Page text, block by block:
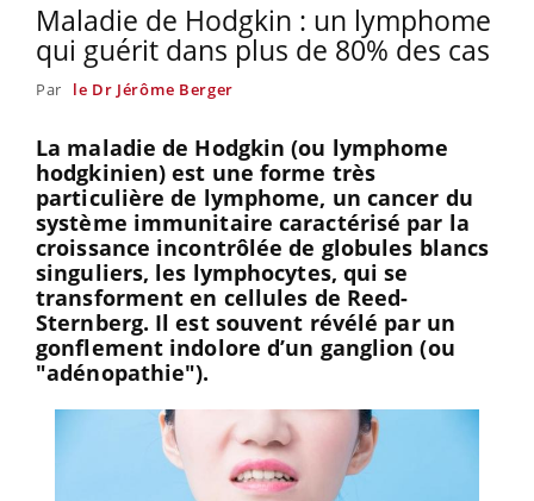
Maladie de Hodgkin : un lymphome
qui guérit dans plus de 80% des cas
Par le Dr Jérôme Berger
La maladie de Hodgkin (ou lymphome
hodgkinien) est une forme très
particulière de lymphome, un cancer du
système immunitaire caractérisé par la
croissance incontrôlée de globules blancs
singuliers, les lymphocytes, qui se
transforment en cellules de Reed-
Sternberg. Il est souvent révélé par un
gonflement indolore d’un ganglion (ou
"adénopathie").